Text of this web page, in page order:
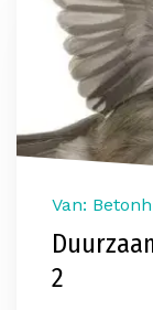
Van:
2